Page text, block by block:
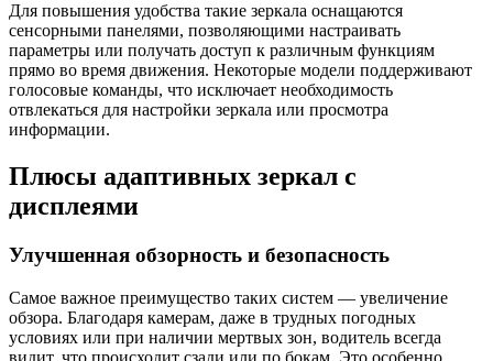
Для повышения удобства такие зеркала оснащаются
сенсорными панелями, позволяющими настраивать
параметры или получать доступ к различным функциям
прямо во время движения. Некоторые модели поддерживают
голосовые команды, что исключает необходимость
отвлекаться для настройки зеркала или просмотра
информации.
Плюсы адаптивных зеркал с
дисплеями
Улучшенная обзорность и безопасность
Самое важное преимущество таких систем — увеличение
обзора. Благодаря камерам, даже в трудных погодных
условиях или при наличии мертвых зон, водитель всегда
видит, что происходит сзади или по бокам. Это особенно